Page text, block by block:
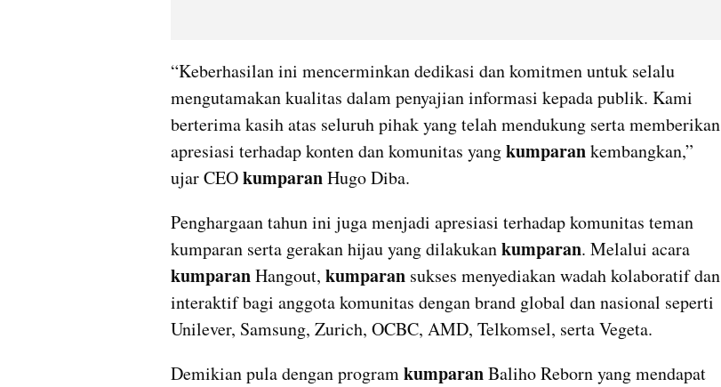
“Keberhasilan ini mencerminkan dedikasi dan komitmen untuk selalu
mengutamakan kualitas dalam penyajian informasi kepada publik. Kami
berterima kasih atas seluruh pihak yang telah mendukung serta memberikan
apresiasi terhadap konten dan komunitas yang kumparan kembangkan,”
ujar CEO kumparan Hugo Diba.
Penghargaan tahun ini juga menjadi apresiasi terhadap komunitas teman
kumparan serta gerakan hijau yang dilakukan kumparan
kumparan Hangout, kumparan sukses menyediakan wadah kolaboratif dan
interaktif bagi anggota komunitas dengan brand global dan nasional seperti
Unilever, Samsung, Zurich, OCBC, AMD, Telkomsel, serta Vegeta.
Demikian pula dengan program kumparan Baliho Reborn yang mendapat